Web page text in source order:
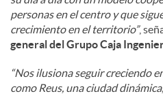
personas en el centro y que
crecimiento en el territorio”,
general del Grupo Caja
“Nos ilusiona seguir creciendo
como Reus, una ciudad